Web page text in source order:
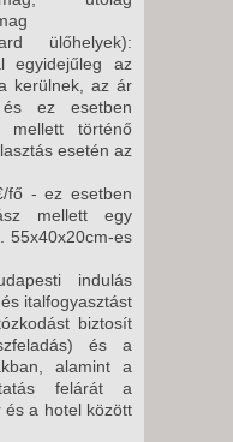
SZERDA
PÉNTEK
PÉNTEK
ülőhelyek):
egyidejűleg az
kerülnek, az ár
ez esetben
mellett történő
esetén az
fő - ez esetben
mellett egy
55x40x20cm-es
indulás
italfogyasztást
biztosít
és a
alamint a
felárát a
és a hotel között